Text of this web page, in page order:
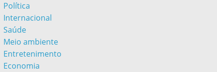
Política
Internacional
Saúde
Meio ambiente
Entretenimento
Economia